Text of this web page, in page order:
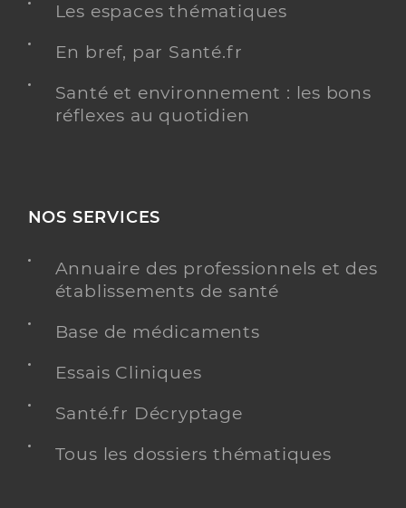
Les espaces thématiques
En bref, par Santé.fr
Santé et environnement : les bons
réflexes au quotidien
NOS SERVICES
Annuaire des professionnels et des
établissements de santé
Base de médicaments
Essais Cliniques
Santé.fr Décryptage
Tous les dossiers thématiques